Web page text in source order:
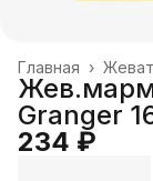
Главная ›
Granger
234 ₽